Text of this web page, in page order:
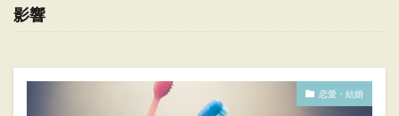
影響
恋愛・結婚